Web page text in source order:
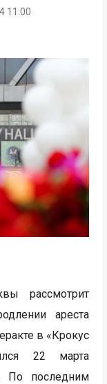
11:00
рассмотрит
ареста
в «Крокус
22 марта
По последним